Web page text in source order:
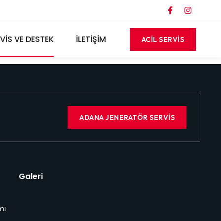
VE DESTEK İLETİŞİM ACİL SERVİS
ADANA JENERATÖR SERVİS
Galeri